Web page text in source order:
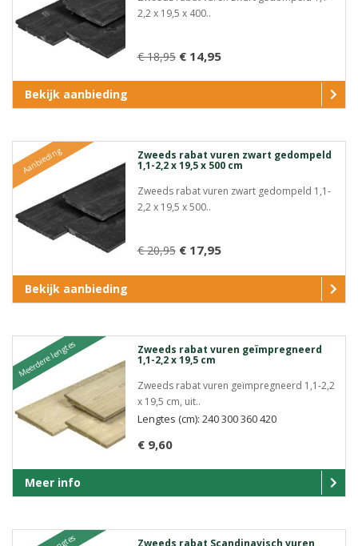
2,2 x 19,5 x 400..
€ 18,95 € 14,95
Bekijk aanbieding
Aanbieding Zweeds rabat vuren zwart gedompeld
1,1-2,2 x 19,5 x 500 cm
Zweeds rabat vuren zwart gedompeld 1,1-
2,2 x 19,5 x 500..
€ 20,95 € 17,95
Bekijk aanbieding
Meerdere lengtes Zweeds rabat vuren geïmpregneerd
1,1-2,2 x 19,5 cm
Zweeds rabat vuren geïmpregneerd 1,1-2,2
x 19,5 cm, uit..
€ 9,60
Lengtes (cm): 240 300 360 420
Meer info